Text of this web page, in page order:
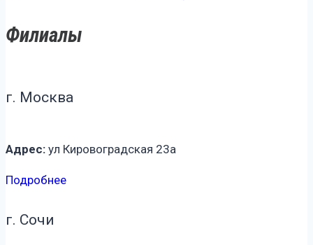
Филиалы
г. Москва
Адрес: ул Кировоградская 23а
Подробнее
г. Сочи